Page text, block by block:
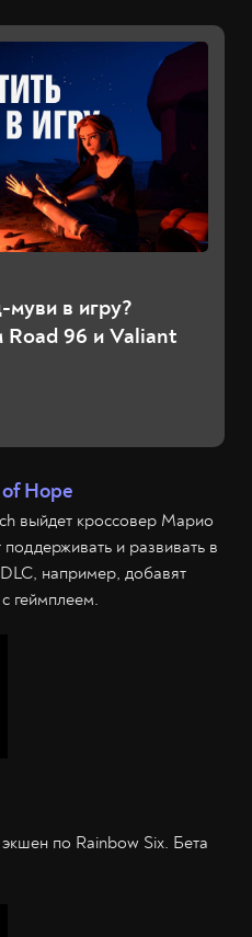
муви в игру?
Road 96 и Valiant
Hope
выйдет кроссовер Марио
и развивать в
например, добавят
геймплеем.
по Rainbow Six. Бета